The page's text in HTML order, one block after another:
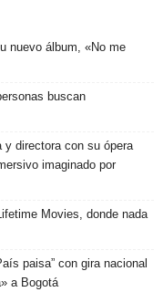
nuevo álbum, «No me
buscan
y directora con su ópera
imaginado por
Movies, donde nada
paisa” con gira nacional
a Bogotá